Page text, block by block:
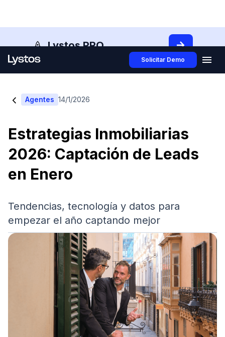
Lystos PRO
Solicitar Demo
< Agentes 14/1/2026
Estrategias Inmobiliarias
2026: Captación de Leads
en Enero
Tendencias, tecnología y datos para
empezar el año captando mejor